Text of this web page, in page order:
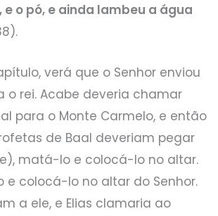
o pó, e ainda lambeu a água
verá que o Senhor enviou
o rei. Acabe deveria chamar
para o Monte Carmelo, e então
de Baal deveriam pegar
matá-lo e colocá-lo no altar.
e colocá-lo no altar do Senhor.
a ele, e Elias clamaria ao